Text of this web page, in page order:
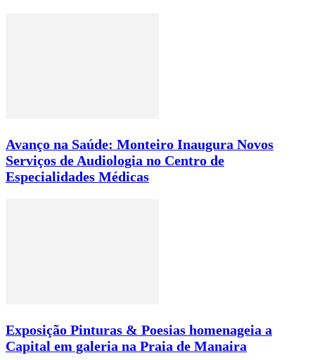
Avanço na Saúde: Monteiro Inaugura Novos
Serviços de Audiologia no Centro de
Especialidades Médicas
Exposição Pinturas & Poesias homenageia a
Capital em galeria na Praia de Manaira